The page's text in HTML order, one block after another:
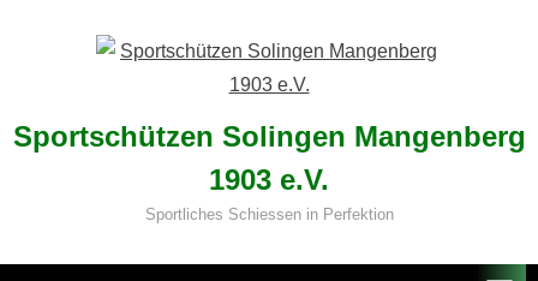
Sportschützen Solingen Mangenberg
1903 e.V.
Sportliches Schiessen in Perfektion